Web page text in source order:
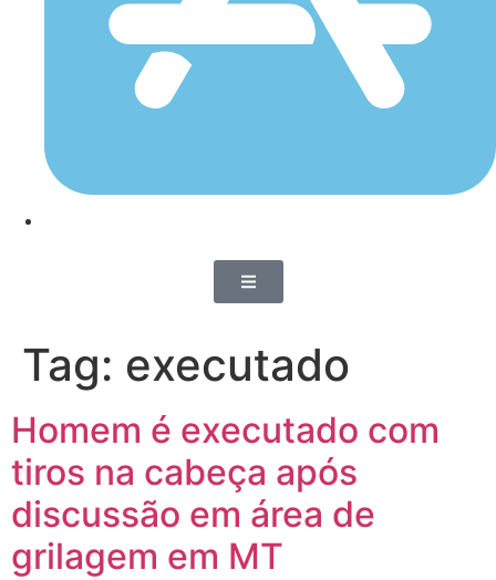
Tag: executado
Homem é executado com
tiros na cabeça após
discussão em área de
grilagem em MT